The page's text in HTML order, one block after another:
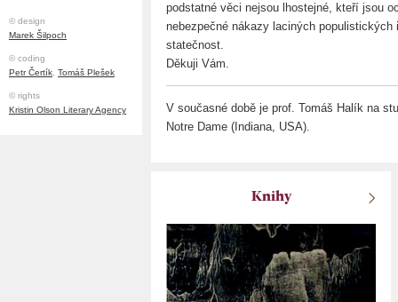
© design
Marek Šilpoch
© coding
Petr Čertík, Tomáš Plešek
© rights
Kristin Olson Literary Agency
podstatné věci nejsou lhostejné, kteří jsou
nebezpečné nákazy laciných
statečnost.
Děkuji Vám.
V současné době je prof. Tomáš Halík na
Notre Dame (Indiana, USA).
Knihy